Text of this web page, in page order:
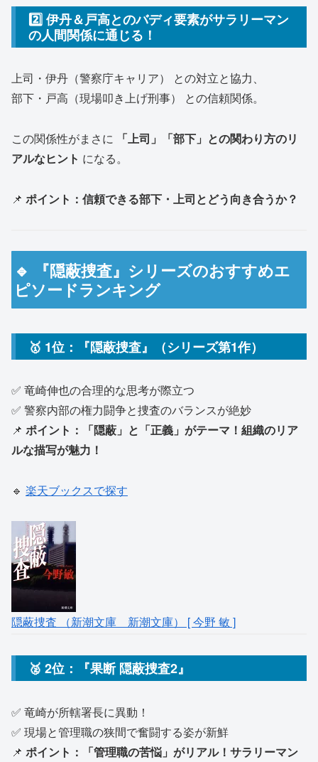
2️⃣ 伊丹＆戸高とのバディ要素がサラリーマン
の人間関係に通じる！
上司・伊丹（警察庁キャリア） との対立と協力、
部下・戸高（現場叩き上げ刑事） との信頼関係。
この関係性がまさに
「上司」「部下」との関わり方のリ
アルなヒント になる。
📌 ポイント：信頼できる部下・上司とどう向き合うか？
🔹 『隠蔽捜査』シリーズのおすすめエ
ピソードランキング
🥇 1位：『隠蔽捜査』（シリーズ第1作）
✅ 竜崎伸也の合理的な思考が際立つ
✅ 警察内部の権力闘争と捜査のバランスが絶妙
📌 ポイント：「隠蔽」と「正義」がテーマ！組織のリア
ルな描写が魅力！
🔹 楽天ブックスで探す
隠蔽捜査 （新潮文庫 新潮文庫） [ 今野 敏 ]
🥈 2位：『果断 隠蔽捜査2』
✅ 竜崎が所轄署長に異動！
✅ 現場と管理職の狭間で奮闘する姿が新鮮
📌 ポイント：「管理職の苦悩」がリアル！サラリーマン